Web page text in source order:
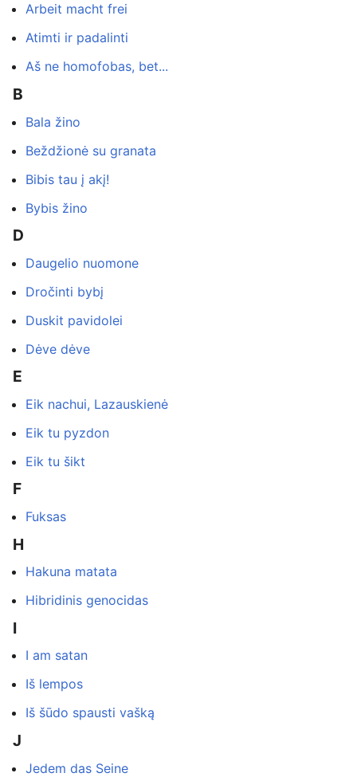
Arbeit macht frei
Atimti ir padalinti
Aš ne homofobas, bet...
B
Bala žino
Beždžionė su granata
Bibis tau į akį!
Bybis žino
D
Daugelio nuomone
Dročinti bybį
Duskit pavidolei
Dėve dėve
E
Eik nachui, Lazauskienė
Eik tu pyzdon
Eik tu šikt
F
Fuksas
H
Hakuna matata
Hibridinis genocidas
I
I am satan
Iš lempos
Iš šūdo spausti vašką
J
Jedem das Seine